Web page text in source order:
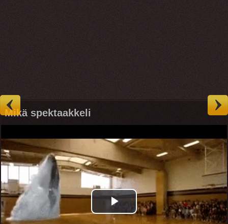
Mikä spektaakkeli
Play